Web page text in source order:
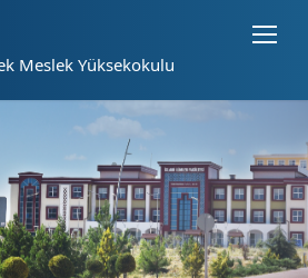
Meslek Yüksekokulu